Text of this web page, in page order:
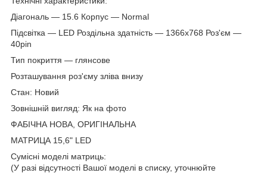
Діагональ — 15.6 Корпус — Normal
Підсвітка — LED Роздільна здатність — 1366х768 Роз'єм —
40pin
Тип покриття — глянсове
Розташування роз'єму зліва внизу
Стан: Новий
Зовнішній вигляд: Як на фото
ФАБІЧНА НОВА, ОРИГІНАЛЬНА
МАТРИЦА 15,6" LED
Сумісні моделі матриць:
(У разі відсутності Вашої моделі в списку, уточнюйте